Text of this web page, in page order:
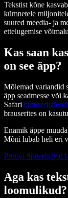
Tekstist kõne
kümnetele
suured meedia- ja
ettelugemise
Kas saan
on see äpp?
Mõlemad variandid
äpp seadmesse või
Safari
brauserites on
Enamik äppe
Mõni lubab heli eri
Proovi Speechify'd
Aga kas
loomulikud?